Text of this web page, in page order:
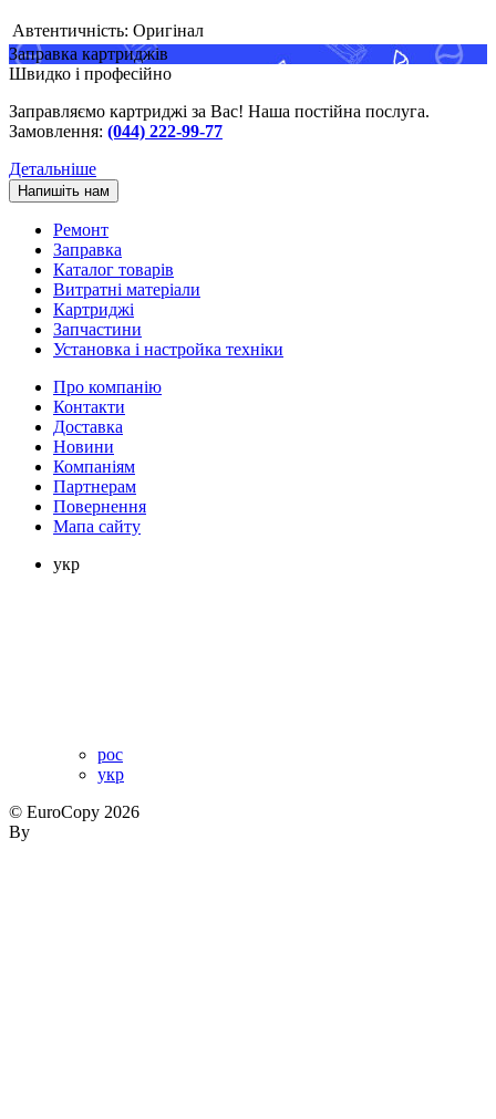
Автентичність: Оригінал
Заправка картриджів
Швидко і професійно
Заправляємо картриджі за Вас! Наша постійна послуга.
Замовлення: (044) 222-99-77
Детальніше
Напишіть нам
Ремонт
Заправка
Каталог товарів
Витратні матеріали
Картриджі
Запчастини
Установка і настройка техніки
Про компанію
Контакти
Доставка
Новини
Компаніям
Партнерам
Повернення
Мапа сайту
укр
рос
укр
© EuroCopy 2026
By